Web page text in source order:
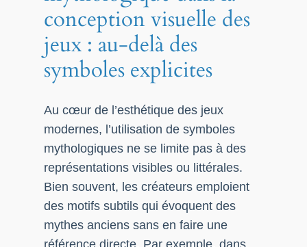
conception visuelle des
jeux : au-delà des
symboles explicites
Au cœur de l’esthétique des jeux
modernes, l’utilisation de symboles
mythologiques ne se limite pas à des
représentations visibles ou littérales.
Bien souvent, les créateurs emploient
des motifs subtils qui évoquent des
mythes anciens sans en faire une
référence directe. Par exemple, dans